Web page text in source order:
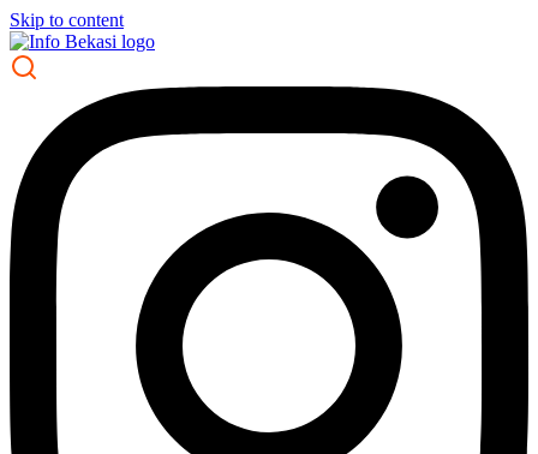
Skip to content